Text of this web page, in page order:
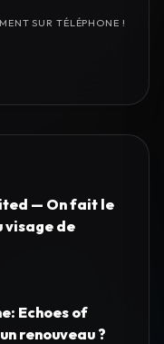
SUR TÉLÉPHONE !
— On fait le
visage de
Echoes of
renouveau ?